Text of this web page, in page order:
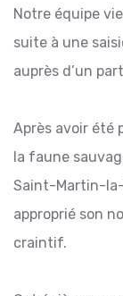
Notre équipe
suite à une
auprès d’un
Après avoir été
la faune
Saint-Martin-la-
approprié son
craintif.